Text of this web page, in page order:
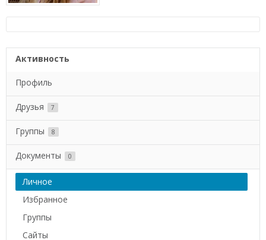
Активность
Профиль
Друзья 7
Группы 8
Документы 0
Личное
Избранное
Группы
Сайты